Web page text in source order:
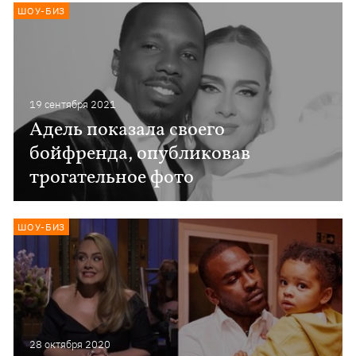
19 сентября 2021
Адель показала своего
бойфренда, опубликовав
трогательное фото
ШОУ-БИЗ
28 октября 2020
ШОУ-БИЗ